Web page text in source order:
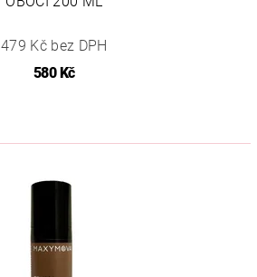
479 Kč bez DPH
580 Kč